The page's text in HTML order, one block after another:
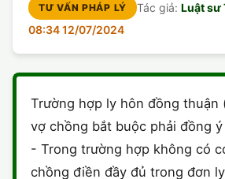
GIẤY PHÉP CON
LAO ĐỘNG
SỞ HỮU TRÍ TUỆ
DOANH NGHIỆP
ĐẤT ĐAI
HÀNH CHÍNH
HÌNH SỰ
DI CHÚC
ĐĂNG KÝ XE
HÀNH CHÍNH
LY HÔN
ĐẤT ĐAI
HÌNH SỰ
TƯ VẤN PHÁP LÝ Tác giả:Luật sư
08:34 12/07/2024
Trường hợp ly hôn đồng thuận
vợ chồng bắt buộc phải đồng
- Trong trường hợp không có
chồng điền đầy đủ trong đơn